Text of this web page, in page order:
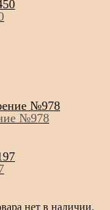
№978
нет в наличии.